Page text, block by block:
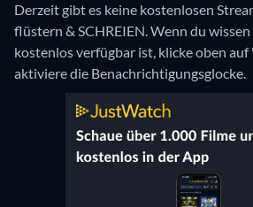
Derzeit gibt es keine kostenlosen
flüstern & SCHREIEN. Wenn du
kostenlos verfügbar ist, klicke oben
aktiviere die Benachrichtigungsglocke.